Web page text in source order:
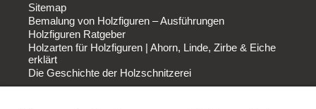
Sitemap
Bemalung von Holzfiguren – Ausführungen
Holzfiguren Ratgeber
Holzarten für Holzfiguren | Ahorn, Linde, Zirbe & Eiche
erklärt
Die Geschichte der Holzschnitzerei